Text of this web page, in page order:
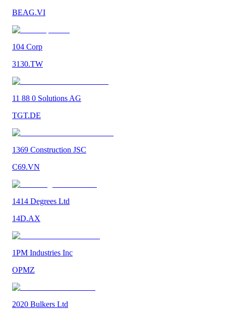
BEAG.VI
104 Corp
3130.TW
11 88 0 Solutions AG
TGT.DE
1369 Construction JSC
C69.VN
1414 Degrees Ltd
14D.AX
1PM Industries Inc
OPMZ
2020 Bulkers Ltd